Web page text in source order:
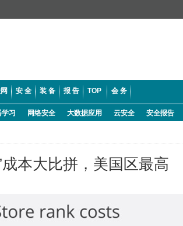
安 全 装 备 报 告 TOP 会 务
习 网络安全 大数据应用 云安全 安全报告
本大比拼，美国区最高